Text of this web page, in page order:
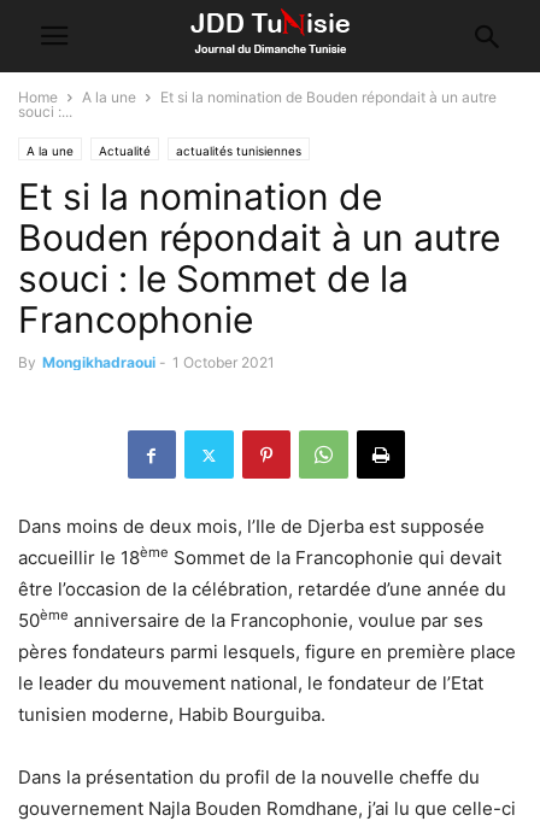
Home A la une
Et si la nomination de Bouden répondait à un autre
souci :...
A la une Actualité actualités tunisiennes
Et si la nomination de
Bouden répondait à un autre
souci : le Sommet de la
Francophonie
By Mongikhadraoui - 1 October 2021
Dans moins de deux mois, l’Ile de Djerba est supposée
accueillir le 18ème Sommet de la Francophonie qui devait
être l’occasion de la célébration, retardée d’une année du
50ème anniversaire de la Francophonie, voulue par ses
pères fondateurs parmi lesquels, figure en première place
le leader du mouvement national, le fondateur de l’Etat
tunisien moderne, Habib Bourguiba.
Dans la présentation du profil de la nouvelle cheffe du
gouvernement Najla Bouden Romdhane, j’ai lu que celle-ci